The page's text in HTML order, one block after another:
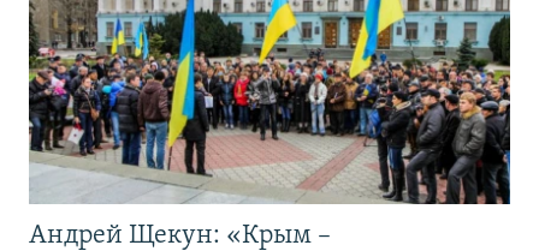
Андрей Щекун: «Крым –